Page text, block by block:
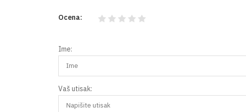
Ocena:
Ime:
Vaš utisak: